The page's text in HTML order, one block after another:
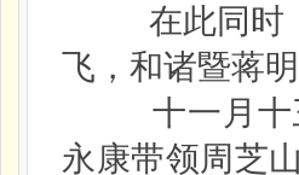
在此同时，
飞，和诸暨蒋
十一月十三
永康带领周芝